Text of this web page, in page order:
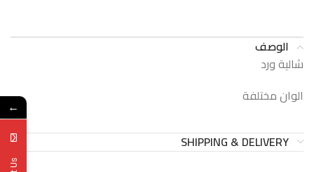
الوصف
شالية ورد
الوان مختلفة
SHIPPING & DELIVERY
←